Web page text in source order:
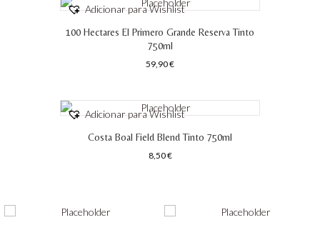
Adicionar para Wishlist
100 Hectares El Primero Grande Reserva Tinto
750ml
59,90€
Adicionar para Wishlist
Costa Boal Field Blend Tinto 750ml
8,50€